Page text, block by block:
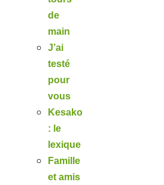
de
main
J’ai
testé
pour
vous
Kesako
: le
lexique
Famille
et amis